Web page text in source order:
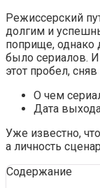
Режиссерский
долгим и
поприще, однако
было сериалов.
этот пробел,
О чем
Дата
Уже известно,
а личность
Содержание